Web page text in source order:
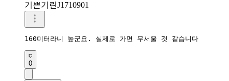
기쁜기린J1710901
160미터라니 높군요. 실제로 가면 무서울 것 같습니다
0